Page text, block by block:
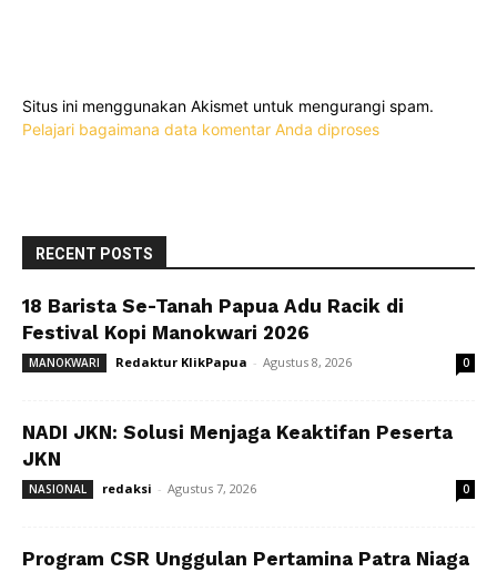
Situs ini menggunakan Akismet untuk mengurangi spam.
Pelajari bagaimana data komentar Anda diproses
RECENT POSTS
18 Barista Se-Tanah Papua Adu Racik di
Festival Kopi Manokwari 2026
MANOKWARI Redaktur KlikPapua - Agustus 8, 2026 0
NADI JKN: Solusi Menjaga Keaktifan Peserta
JKN
NASIONAL redaksi - Agustus 7, 2026 0
Program CSR Unggulan Pertamina Patra Niaga